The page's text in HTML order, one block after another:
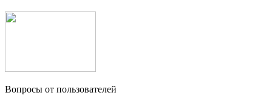
Вопросы от пользователей